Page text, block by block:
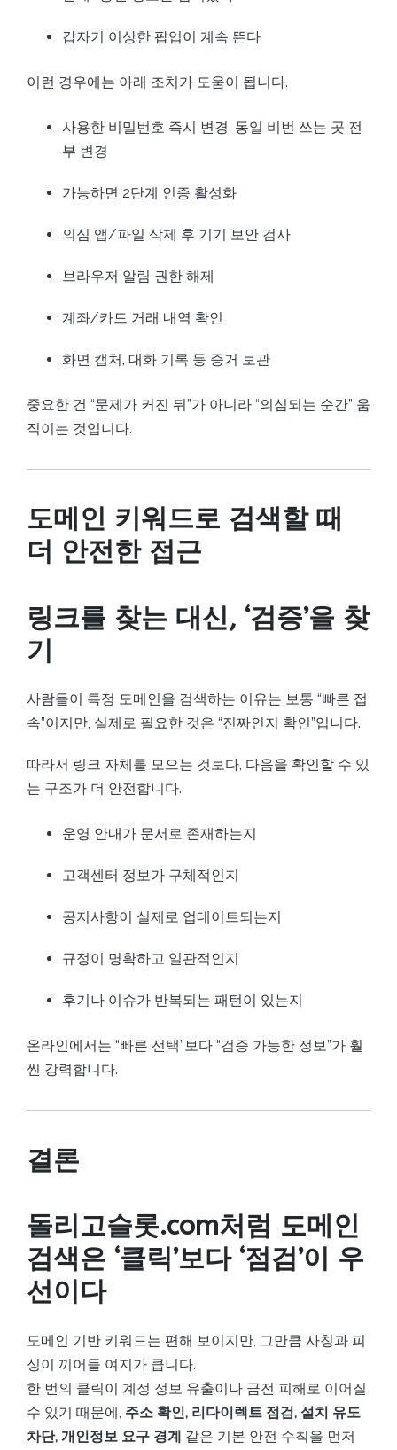
갑자기 이상한 팝업이 계속 뜬다
이런 경우에는 아래 조치가 도움이 됩니다.
사용한 비밀번호 즉시 변경, 동일 비번 쓰는 곳 전
부 변경
가능하면 2단계 인증 활성화
의심 앱/파일 삭제 후 기기 보안 검사
브라우저 알림 권한 해제
계좌/카드 거래 내역 확인
화면 캡처, 대화 기록 등 증거 보관
중요한 건 “문제가 커진 뒤”가 아니라 “의심되는 순간” 움
직이는 것입니다.
도메인 키워드로 검색할 때
더 안전한 접근
링크를 찾는 대신, ‘검증’을 찾
기
사람들이 특정 도메인을 검색하는 이유는 보통 “빠른 접
속”이지만, 실제로 필요한 것은 “진짜인지 확인”입니다.
따라서 링크 자체를 모으는 것보다, 다음을 확인할 수 있
는 구조가 더 안전합니다.
운영 안내가 문서로 존재하는지
고객센터 정보가 구체적인지
공지사항이 실제로 업데이트되는지
규정이 명확하고 일관적인지
후기나 이슈가 반복되는 패턴이 있는지
온라인에서는 “빠른 선택”보다 “검증 가능한 정보”가 훨
씬 강력합니다.
결론
돌리고슬롯.com처럼 도메인
검색은 ‘클릭’보다 ‘점검’이 우
선이다
도메인 기반 키워드는 편해 보이지만, 그만큼 사칭과 피
싱이 끼어들 여지가 큽니다.
한 번의 클릭이 계정 정보 유출이나 금전 피해로 이어질
수 있기 때문에, 주소 확인, 리다이렉트 점검, 설치 유도
차단, 개인정보 요구 경계 같은 기본 안전 수칙을 먼저